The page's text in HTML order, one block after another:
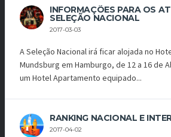
INFORMAÇÕES PARA OS
SELEÇÃO NACIONAL
2017-03-03
A Seleção Nacional irá ficar alojada no
Mundsburg em Hamburgo, de 12 a 16 de
um Hotel Apartamento equipado...
RANKING NACIONAL E
2017-04-02